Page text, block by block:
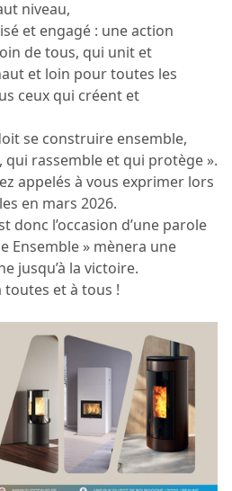
niveau,
et engagé : une action
de tous, qui unit et
et loin pour toutes les
ceux qui créent et
se construire ensemble,
qui rassemble et qui protège ».
appelés à vous exprimer lors
en mars 2026.
donc l’occasion d’une parole
Ensemble » mènera une
jusqu’à la victoire.
toutes et à tous !